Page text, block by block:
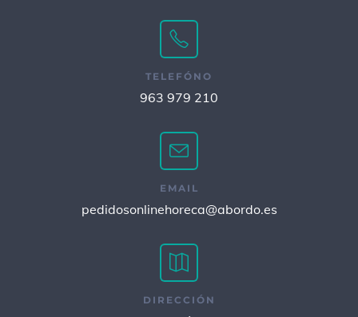
TELEFÓNO
963 979 210
EMAIL
pedidosonlinehoreca@abordo.es
DIRECCIÓN